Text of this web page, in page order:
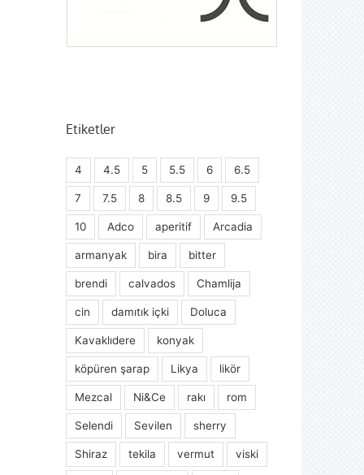
Etiketler
4 4.5 5 5.5 6 6.5
7 7.5 8 8.5 9 9.5
10 Adco aperitif Arcadia
armanyak bira bitter
brendi calvados Chamlija
cin damıtık içki Doluca
Kavaklıdere konyak
köpüren şarap Likya likör
Mezcal Ni&Ce rakı rom
Selendi Sevilen sherry
Shiraz tekila vermut viski